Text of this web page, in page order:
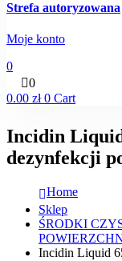
Strefa autoryzowana
Moje konto
0
0
0.00 zł 0 Cart
Incidin
dezynfekcji
Home
Sklep
ŚRODKI
Incidin Liquid